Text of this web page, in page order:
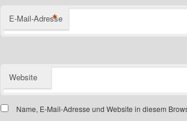
E-Mail-Adresse
*
Website
Name, E-Mail-Adresse und Website in diesem